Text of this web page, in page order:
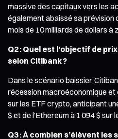
massive des capitaux vers les
également abaissé sa prévision
mois de 10 milliards de dollars à
Q2 : Quel est l’objectif de
selon Citibank ?
Dans le scénario baissier,
récession macroéconomique
sur les ETF crypto, anticipant
$ et de l’Ethereum à 1 094 $ sur
Q3 : À combien s’élèvent les